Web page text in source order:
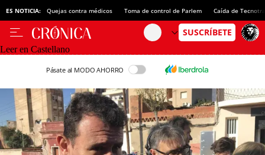
ES NOTICIA: Quejas contra médicos Toma de control de Parlem Caída de
Leer en Castellano
Pásate al MODO AHORRO